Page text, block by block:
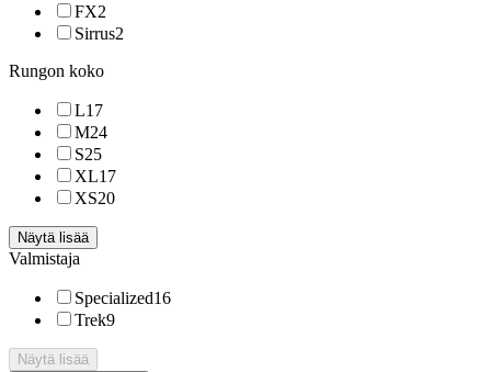
FX2
Sirrus2
Rungon koko
L17
M24
S25
XL17
XS20
Näytä lisää
Valmistaja
Specialized16
Trek9
Näytä lisää